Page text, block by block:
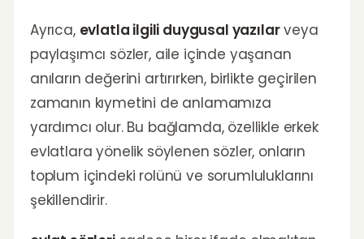
Ayrıca, evlatla ilgili duygusal yazılarveya
paylaşımcı sözler, aile içinde yaşanan
anıların değerini artırırken, birlikte geçirilen
zamanın kıymetini de anlamamıza
yardımcı olur. Bu bağlamda, özellikle erkek
evlatlara yönelik söylenen sözler, onların
toplum içindeki rolünü ve sorumluluklarını
şekillendirir.